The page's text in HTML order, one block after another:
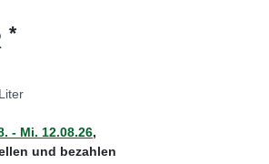
*
- Mi. 12.08.26,
und bezahlen